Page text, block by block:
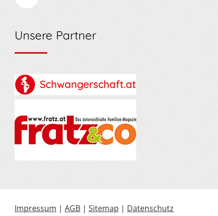
Unsere Partner
Impressum | AGB | Sitemap | Datenschutz